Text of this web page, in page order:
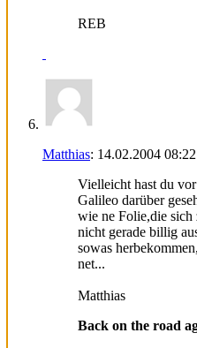
REB
Matthias: 14.02.2004 08:22
Vielleicht hast du
Galileo darüber
wie ne Folie,die sich
nicht gerade billig
sowas
net...
Matthias
Back on the road